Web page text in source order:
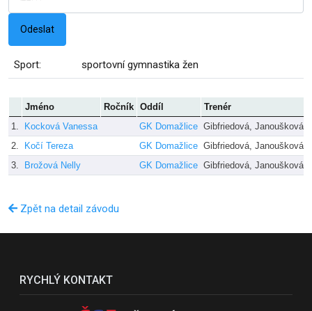
Sport: sportovní gymnastika žen
Jméno Ročník Oddíl Trenér
1.
Kocková Vanessa GK Domažlice Gibfriedová, Janoušková
2.
Kočí Tereza GK Domažlice Gibfriedová, Janoušková
3.
Brožová Nelly GK Domažlice Gibfriedová, Janoušková
Zpět na detail závodu
RYCHLÝ KONTAKT